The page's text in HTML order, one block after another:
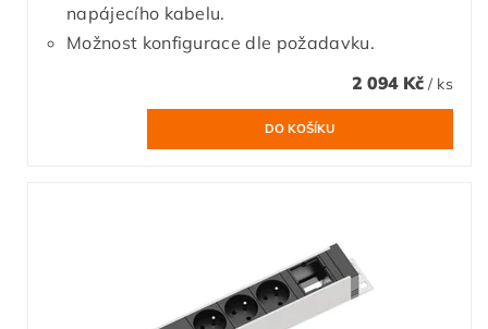
napájecího kabelu.
Možnost konfigurace dle požadavku.
2 094 Kč / ks